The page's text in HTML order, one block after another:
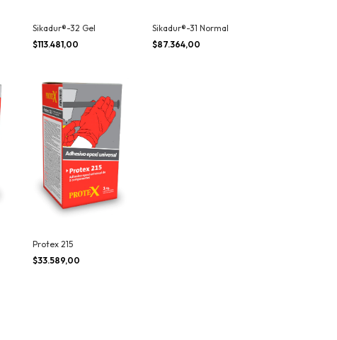
Sikadur®-32 Gel
$113.481,00
Sikadur®-31 Normal
$87.364,00
Protex 215
$33.589,00